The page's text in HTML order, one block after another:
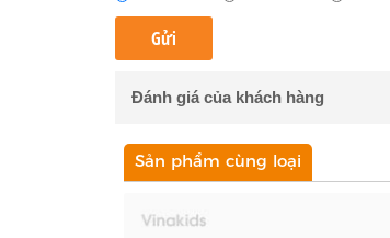
Đánh giá của khách hàng
Sản phẩm cùng loại